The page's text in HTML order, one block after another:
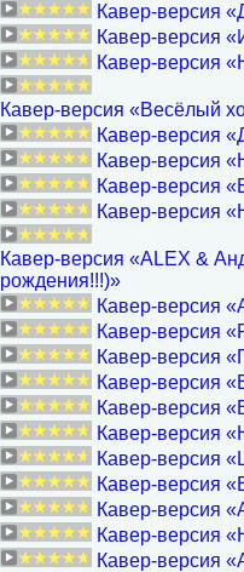
Кавер-версия
Кавер-версия
Кавер-версия
Кавер-версия «Весёлый
Кавер-версия
Кавер-версия
Кавер-версия
Кавер-версия
Кавер-версия «ALEX &
рождения!!!)»
Кавер-версия
Кавер-версия
Кавер-версия
Кавер-версия
Кавер-версия
Кавер-версия
Кавер-версия
Кавер-версия
Кавер-версия
Кавер-версия
Кавер-версия